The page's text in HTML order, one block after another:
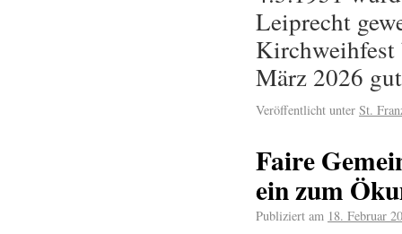
Leiprecht
Kirchweihfest
März 2026
Veröffentlicht unter St.
Faire
ein zum
Publiziert am 18. Februar